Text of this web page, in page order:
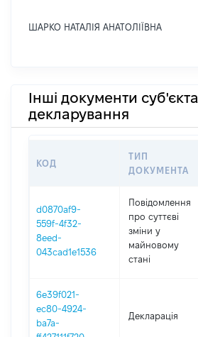
ШАРКО НАТАЛІЯ АНАТОЛІЇВНА
Інші документи суб'єкта
декларування
КОД
ТИП
ДОКУМЕНТА
d0870af9-
559f-4f32-
8eed-
043cad1e1536
Повідомлення
про суттєві
зміни y
майновому
стані
6e39f021-
ec80-4924-
ba7a-
Декларація